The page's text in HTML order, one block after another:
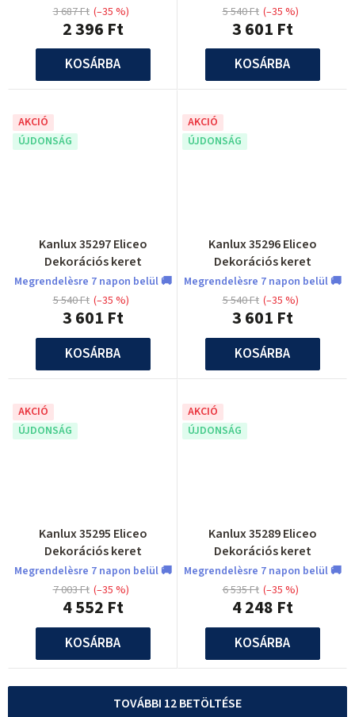
2 396 Ft
3 687 Ft (–35 %)
KOSÁRBA
3 601 Ft
5 540 Ft (–35 %)
KOSÁRBA
AKCIÓ
ÚJDONSÁG
Kanlux 35297 Eliceo
Dekorációs keret
Megrendelèsre 7 napon belül 🚚
3 601 Ft
5 540 Ft (–35 %)
KOSÁRBA
AKCIÓ
ÚJDONSÁG
Kanlux 35296 Eliceo
Dekorációs keret
Megrendelèsre 7 napon belül 🚚
3 601 Ft
5 540 Ft (–35 %)
KOSÁRBA
AKCIÓ
ÚJDONSÁG
Kanlux 35295 Eliceo
Dekorációs keret
Megrendelèsre 7 napon belül 🚚
4 552 Ft
7 003 Ft (–35 %)
KOSÁRBA
AKCIÓ
ÚJDONSÁG
Kanlux 35289 Eliceo
Dekorációs keret
Megrendelèsre 7 napon belül 🚚
4 248 Ft
6 535 Ft (–35 %)
KOSÁRBA
TOVÁBBI 12 BETÖLTÉSE